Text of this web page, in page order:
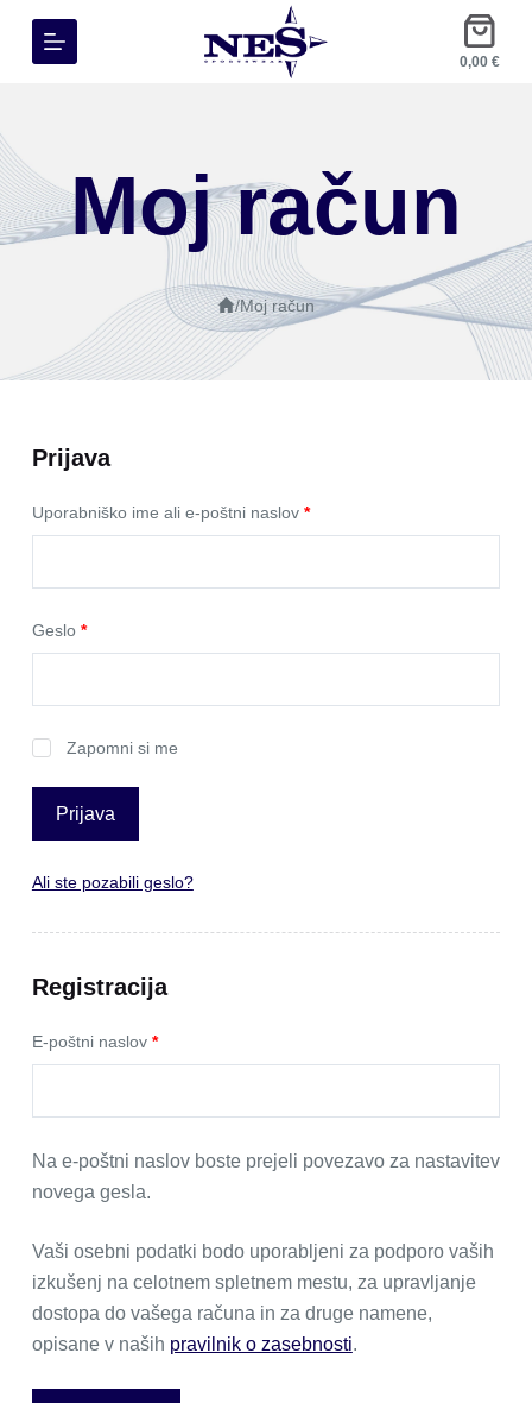
S
k
o
c
o
n
0,00€
Moj račun
/Moj račun
Prijava
Uporabniško ime ali e-poštni naslov *
Geslo *
Zapomni si me
Prijava
Ali ste pozabili geslo?
Registracija
E-poštni naslov *
Na e-poštni naslov boste prejeli povezavo za nastavitev
novega gesla.
Vaši osebni podatki bodo uporabljeni za podporo vaših
izkušenj na celotnem spletnem mestu, za upravljanje
dostopa do vašega računa in za druge namene,
opisane v naših pravilnik o zasebnosti.